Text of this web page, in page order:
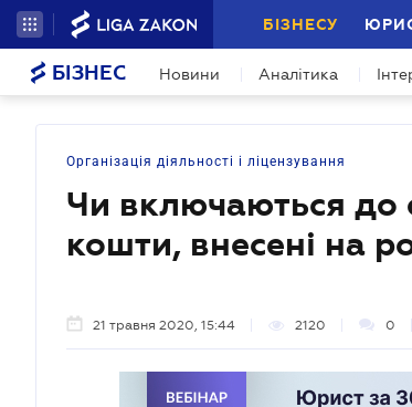
БІЗНЕСУ
БІЗНЕС Новини Аналітика
Організація діяльності і ліцензування
Чи включаються до
кошти, внесені на
21 травня 2020, 15:44 2120 0